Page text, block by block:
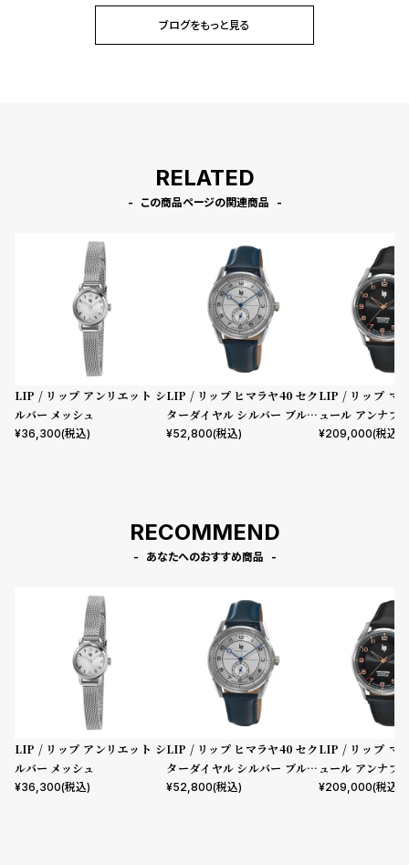
ブログをもっと見る
RELATED
この商品ページの関連商品
LIP / リップ アンリエット シ
ルバー メッシュ
¥36,300(税込)
LIP / リップ ヒマラヤ40 セク
ターダイヤル シルバー ブルー
レザー
¥52,800(税込)
LIP / リップ マ
ュール アンナプ
ブラックレザー
¥209,000(税込)
RECOMMEND
あなたへのおすすめ商品
LIP / リップ アンリエット シ
ルバー メッシュ
¥36,300(税込)
LIP / リップ ヒマラヤ40 セク
ターダイヤル シルバー ブルー
レザー
¥52,800(税込)
LIP / リップ マ
ュール アンナプ
ブラックレザー
¥209,000(税込)